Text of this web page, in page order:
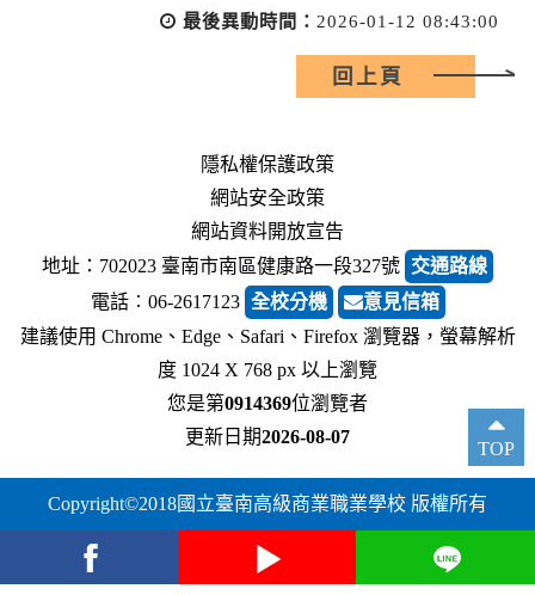
最後異動時間： 2026-01-12 08:43:00
回上頁
隱私權保護政策
網站安全政策
網站資料開放宣告
地址：702023 臺南市南區健康路一段327號 交通路線
電話︰06-2617123 全校分機
意見信箱
建議使用 Chrome、Edge、Safari、Firefox 瀏覽器，螢幕解析
度 1024 X 768 px 以上瀏覽
您是第0914369位瀏覽者
更新日期2026-08-07
Copyright©2018國立臺南高級商業職業學校 版權所有
TOP